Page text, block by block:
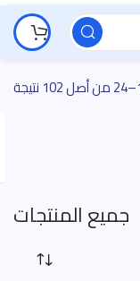
جميع المنتجات